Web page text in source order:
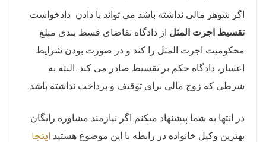
اگر شوهر مالی نداشته باشد می تواند با دادن دادخواست
تقسیط اجرت المثل از دادگاه تقاضای قسط بندی مبلغ
محکومیت اجرت المثل را کند و در صورت بودن شرایط
اعسار، دادگاه حکم بر تقسیط صادر می کند. البته به
شرطی که زوج مالی برای توقیف و پرداخت نداشته باشد.
در انتها به شما پیشنهاد میکنم اگر نیازمند مشاوره رایگان
بهترین وکیل خانواده در رابطه با این موضوع هستید اینجا